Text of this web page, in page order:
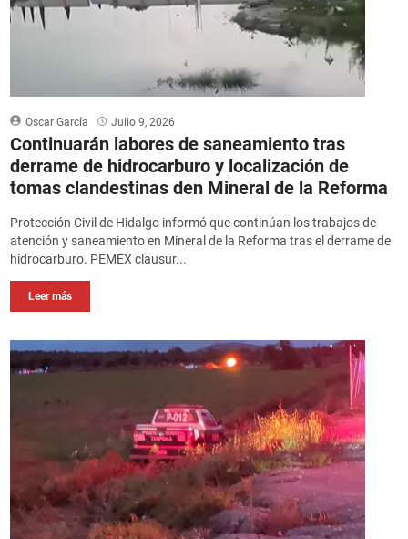
Oscar García Julio 9, 2026
Continuarán labores de saneamiento tras
derrame de hidrocarburo y localización de
tomas clandestinas den Mineral de la Reforma
Protección Civil de Hidalgo informó que continúan los trabajos de
atención y saneamiento en Mineral de la Reforma tras el derrame de
hidrocarburo. PEMEX clausur...
Leer más